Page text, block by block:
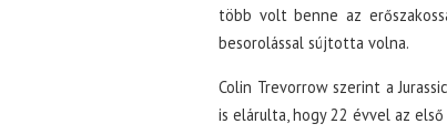
több volt benne az
besorolással sújtotta volna.
Colin Trevorrow szerint a
is elárulta, hogy 22 évvel az